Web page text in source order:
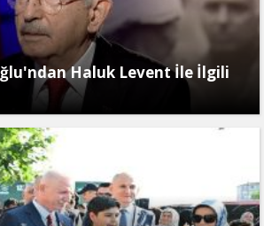
Haluk Levent İle İlgili